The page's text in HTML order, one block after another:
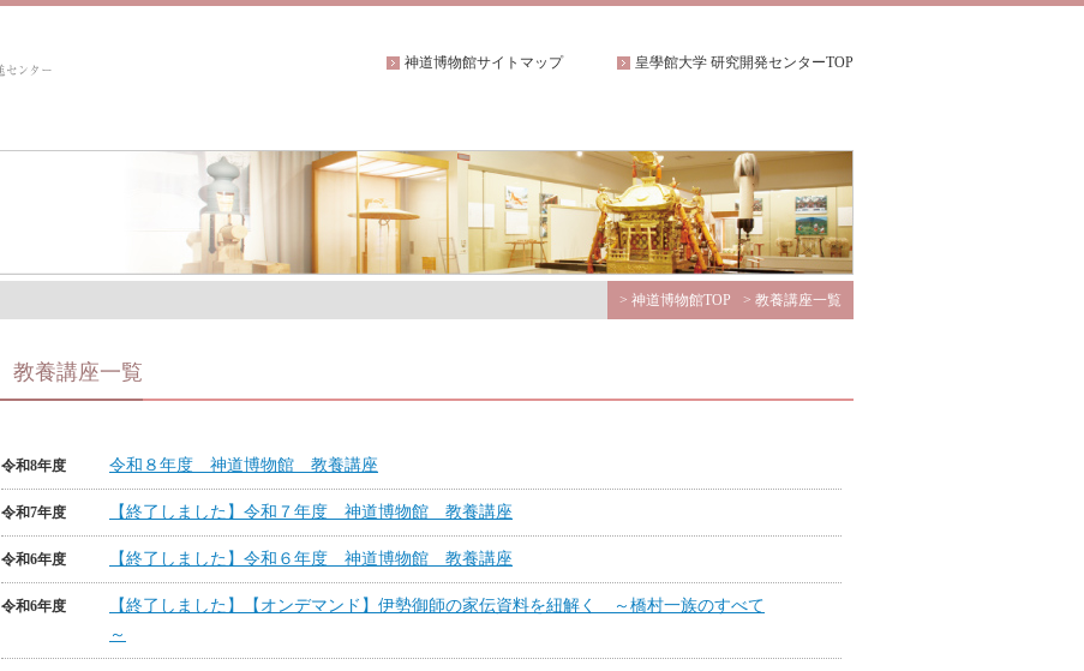
皇學館大学 研究開発センターTOP
神道博物館サイトマップ
> 神道博物館TOP > 教養講座一覧
教養講座一覧
令和8年度 令和８年度 神道博物館 教養講座
令和7年度 【終了しました】令和７年度 神道博物館 教養講座
令和6年度 【終了しました】令和６年度 神道博物館 教養講座
令和6年度
【終了しました】【オンデマンド】伊勢御師の家伝資料を紐解く ～橋村一族のすべて
～